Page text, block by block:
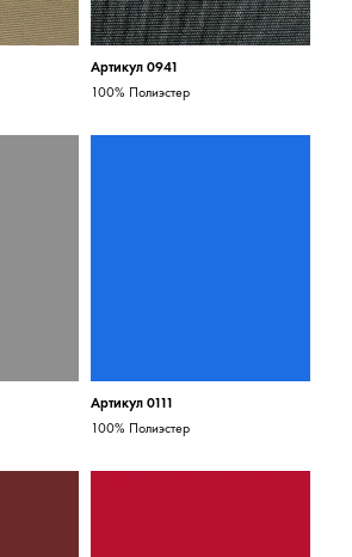
Артикул 0941
100% Полиэстер
Артикул 0111
100% Полиэстер